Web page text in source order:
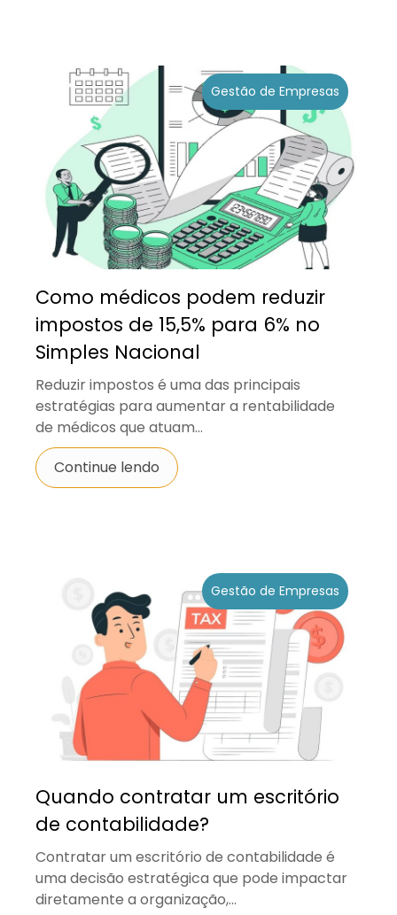
Gestão de Empresas
Como médicos podem reduzir
impostos de 15,5% para 6% no
Simples Nacional
Reduzir impostos é uma das principais
estratégias para aumentar a rentabilidade
de médicos que atuam...
Continue lendo
Gestão de Empresas
Quando contratar um escritório
de contabilidade?
Contratar um escritório de contabilidade é
uma decisão estratégica que pode impactar
diretamente a organização,...